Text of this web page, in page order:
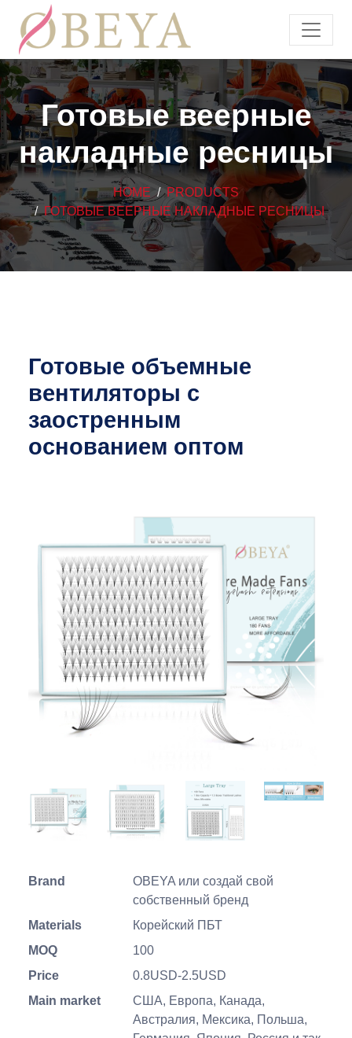
Готовые веерные
накладные ресницы
HOME
PRODUCTS
ГОТОВЫЕ ВЕЕРНЫЕ НАКЛАДНЫЕ РЕСНИЦЫ
Готовые объемные
вентиляторы с
заостренным
основанием оптом
Brand
OBEYA или создай свой
собственный бренд
Materials
Корейский ПБТ
MOQ
100
Price
0.8USD-2.5USD
Main market
США, Европа, Канада,
Австралия, Мексика, Польша,